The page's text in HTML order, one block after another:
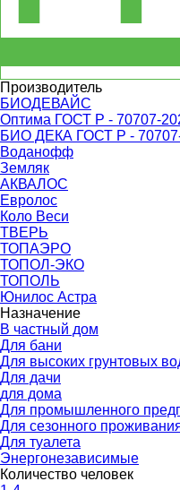
Производитель
БИОДЕВАЙС
Оптима ГОСТ Р - 70707-
БИО ДЕКА ГОСТ Р -
Воданофф
Земляк
АКВАЛОС
Евролос
Коло Веси
ТВЕРЬ
ТОПАЭРО
ТОПОЛ-ЭКО
ТОПОЛЬ
Юнилос Астра
Назначение
В частный дом
Для бани
Для высоких грунтовых
Для дачи
для дома
Для промышленного
Для сезонного
Для туалета
Энергонезависимые
Количество человек